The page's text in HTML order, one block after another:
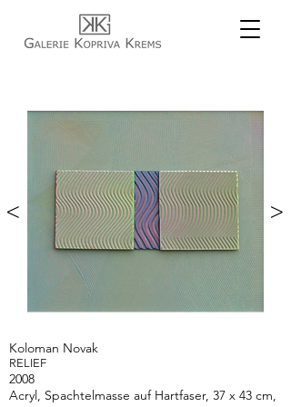
< >
Koloman Novak
RELIEF
2008
Acryl, Spachtelmasse auf Hartfaser, 37 x 43 cm,